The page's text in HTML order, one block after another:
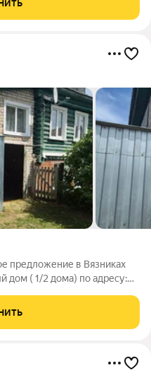
для
предложение в Вязниках
дом ( 1/2 дома) по адресу:
построен в 1968 году,